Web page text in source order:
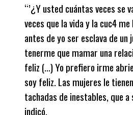
“’¿Y usted cuántas veces se
veces que la vida y la cuc4
antes de yo ser esclava de un
tenerme que mamar una
feliz (…) Yo prefiero irme
soy feliz. Las mujeres le
tachadas de inestables, que
indicó.